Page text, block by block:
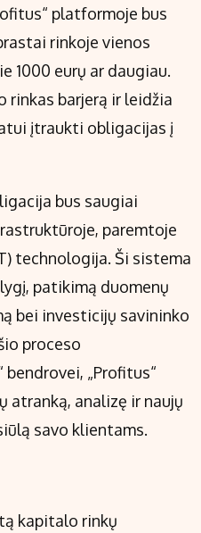
platformoje bus
rinkoje vienos
1000 eurų ar daugiau.
rinkas barjerą ir leidžia
įtraukti obligacijas į
bus saugiai
paremtoje
technologija. Ši sistema
patikimą duomenų
bei investicijų savininko
proceso
„Profitus“
analizę ir naujų
savo klientams.
kapitalo rinkų